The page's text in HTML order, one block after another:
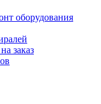
оборудования
заказ